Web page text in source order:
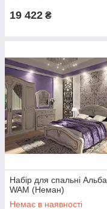
19 422 ₴
Набір для спальні Альба
WAM (Неман)
Немає в наявності